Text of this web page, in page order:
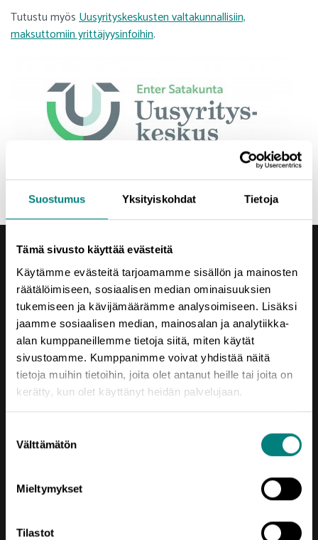
Suostumus Yksityiskohdat Tietoja
Tämä sivusto käyttää evästeitä
Käytämme evästeitä tarjoamamme sisällön ja mainosten
räätälöimiseen, sosiaalisen median ominaisuuksien
tukemiseen ja kävijämäärämme analysoimiseen. Lisäksi
jaamme sosiaalisen median, mainosalan ja analytiikka-
alan kumppaneillemme tietoja siitä, miten käytät
sivustoamme. Kumppanimme voivat yhdistää näitä
tietoja muihin tietoihin, joita olet antanut heille tai joita on
kerätty, kun olet käyttänyt heidän palvelujaan.
valinta
Välttämätön
Mieltymykset
Tilastot
Tutustu myösUusyrityskeskusten valtakunnallisiin,
maksuttomiin yrittäjyysinfoihin.
Yhteystiedot
Porin Leijona
Yrjönkatu 6
28100 Pori
Vaihde (02) 620 5300
prizztech@prizz.fi
Rekisteriseloste
Saavutettavuusseloste